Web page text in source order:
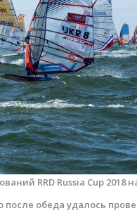
RRD Russia Cup 2018
обеда удалось